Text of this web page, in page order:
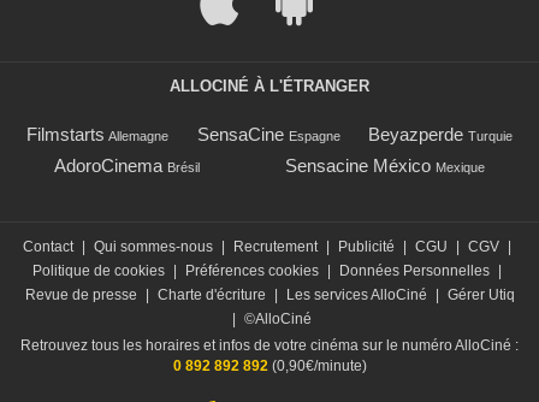
ALLOCINÉ À L'ÉTRANGER
Filmstarts Allemagne SensaCine Espagne Beyazperde Turquie
AdoroCinema Brésil Sensacine México Mexique
Contact Qui sommes-nous Recrutement Publicité CGU CGV
Politique de cookies
Préférences cookies Données Personnelles
Revue de presse
Charte d'écriture Les services AlloCiné
Gérer Utiq
©AlloCiné
Retrouvez tous les horaires et infos de votre cinéma sur le numéro AlloCiné :
0 892 892 892(0,90€/minute)